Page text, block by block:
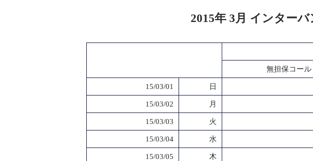
2015年 3月 インターバ
無担保コール
15/03/01 日
15/03/02 月
15/03/03 火
15/03/04 水
15/03/05 木